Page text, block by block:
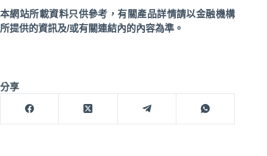
本網站所載資料只供參考，有關產品詳情請以金融機構
所提供的資訊及/或有關連結內的內容為準。
分享